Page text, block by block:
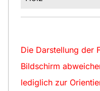
Die Darstellung der
Bildschirm
lediglich zur